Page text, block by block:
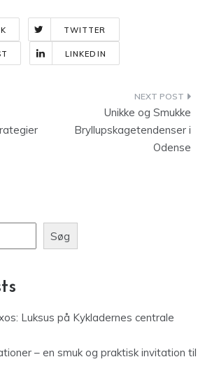
TWITTER
LINKEDIN
Unikke og Smukke
Bryllupskagetendenser i
Odense
Søg
Luksus på Kykladernes centrale
– en smuk og praktisk invitation til